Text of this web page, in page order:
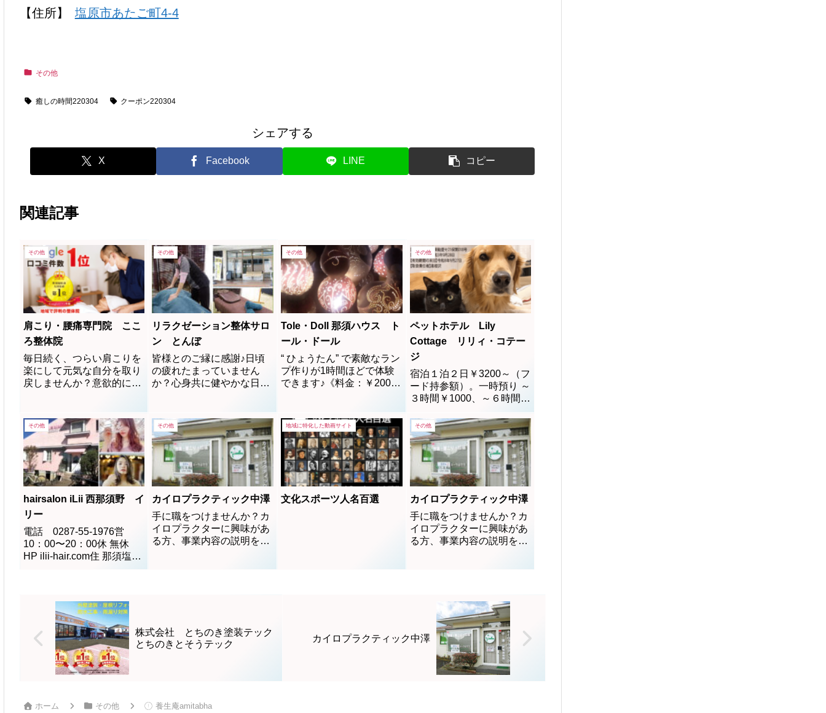
【住所】 塩原市あたご町4-4
その他
癒しの時間220304 クーポン220304
シェアする
X Facebook LINE コピー
関連記事
その他
肩こり・腰痛専門院 ここ
ろ整体院
毎日続く、つらい肩こりを
楽にして元気な自分を取り
戻しませんか？意欲的に楽
その他
リラクゼーション整体サロ
ン とんぼ
皆様とのご縁に感謝♪日頃
の疲れたまっていません
か？心身共に健やかな日々
＊ 毎月第2土曜日レディー
スデー ＊ ＊ ＊女性の方は
500円引き（他、サービス
との併用不可）
その他
Tole・Doll 那須ハウス ト
ール・ドール
“ ひょうたん” で素敵なラン
プ作りが1時間ほどで体験
できます♪《料金：￥2000
て、自分だけのオリジナル
作品が作れて、お土産とし
ても凄く喜ばれます。※ド
ライフラワーを使った体験
とタイルの絵付け体験もで
きます♪
その他
ペットホテル Lily
Cottage リリィ・コテー
ジ
宿泊１泊２日￥3200～（フ
ード持参額）。一時預り ～
３時間￥1000、～６時間
￥1500。犬・猫・小動物大
切にお預りいたします。
その他
hairsalon iLii 西那須野 イ
リー
電話 0287-55-1976営
10：00〜20：00休 無休
HP ilii-hair.com住 那須塩原
市東三島2-85-4備 スタッフ
その他
カイロプラクティック中澤
手に職をつけませんか？カ
イロプラクターに興味があ
る方、事業内容の説明を致
地域に特化した動画サイト
文化スポーツ人名百選
その他
カイロプラクティック中澤
手に職をつけませんか？カ
イロプラクターに興味があ
る方、事業内容の説明を致
株式会社 とちのき塗装テック
とちのきとそうテック
カイロプラクティック中澤
ホーム その他 養生庵amitabha